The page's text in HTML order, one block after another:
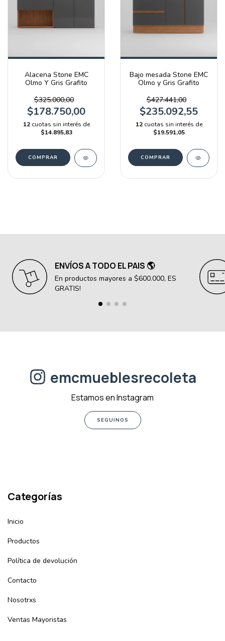
Alacena Stone EMC
Olmo Y Gris Grafito
$325.000,00
$178.750,00
12 cuotas sin interés de
$14.895,83
COMPRAR
Bajo mesada Stone EMC
Olmo y Gris Grafito
$427.441,00
$235.092,55
12 cuotas sin interés de
$19.591,05
COMPRAR
ENVÍOS A TODO EL PAIS 🌎
En productos mayores a $600.000, ES
GRATIS!
emcmueblesrecoleta
Estamos en Instagram
SEGUINOS
Categorías
Inicio
Productos
Política de devolución
Contacto
Nosotrxs
Ventas Mayoristas